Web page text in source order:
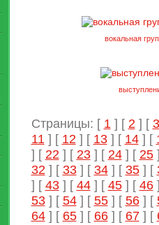
вокальная
Страницы: [ 1 ] [ 2 ] [ 3
11 ] [ 12 ] [ 13] [ 14] [
] [ 22 ] [ 23] [ 24] [ 25
32 ] [ 33] [ 34] [ 35] [
] [ 43] [ 44] [ 45] [ 46
53] [ 54] [ 55] [ 56] [
64] [ 65] [ 66] [ 67] [